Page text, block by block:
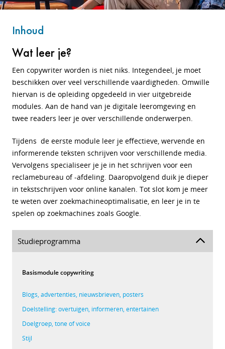
Inhoud
Wat leer je?
Een copywriter worden is niet niks. Integendeel, je moet
beschikken over veel verschillende vaardigheden. Omwille
hiervan is de opleiding opgedeeld in vier uitgebreide
modules. Aan de hand van je digitale leeromgeving en
twee readers leer je over verschillende onderwerpen.
Tijdens de eerste module leer je effectieve, wervende en
informerende teksten schrijven voor verschillende media.
Vervolgens specialiseer je je in het schrijven voor een
reclamebureau of -afdeling. Daaropvolgend duik je dieper
in tekstschrijven voor online kanalen. Tot slot kom je meer
te weten over zoekmachineoptimalisatie, en leer je in te
spelen op zoekmachines zoals Google.
Studieprogramma
Basismodule copywriting
Blogs, advertenties, nieuwsbrieven, posters
Doelstelling: overtuigen, informeren, entertainen
Doelgroep, tone of voice
Stijl